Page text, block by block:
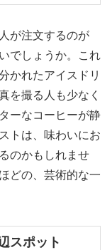
が注文するのが
でしょうか。これ
かれたアイスドリ
を撮る人も少なく
ーなコーヒーが静
トは、味わいにお
のかもしれませ
どの、芸術的な一
スポット